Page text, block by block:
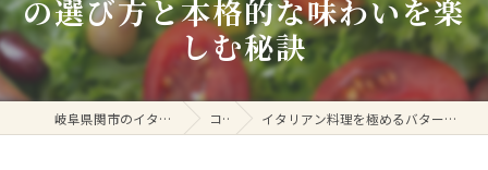
の選び方と本格的な味わいを楽
しむ秘訣
岐阜県関市のイタリアンなら洋食リベルタ コラム イタリアン料理を極めるバターの選び方と本格的な味わいを楽しむ秘訣